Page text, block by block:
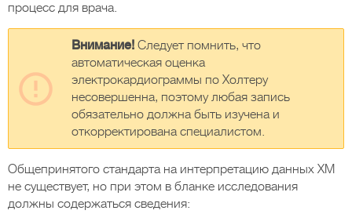
процесс для врача.
Внимание! Следует помнить, что
автоматическая оценка
электрокардиограммы по Холтеру
несовершенна, поэтому любая запись
обязательно должна быть изучена и
откорректирована специалистом.
Общепринятого стандарта на интерпретацию данных ХМ
не существует, но при этом в бланке исследования
должны содержаться сведения: